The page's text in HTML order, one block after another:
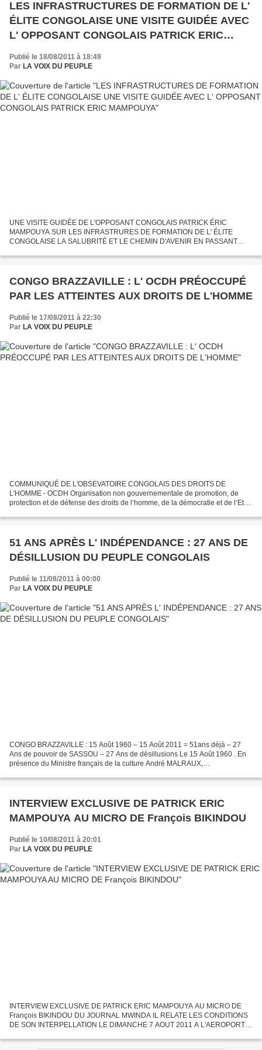
LES INFRASTRUCTURES DE FORMATION DE L'
ÉLITE CONGOLAISE UNE VISITE GUIDÉE AVEC
L' OPPOSANT CONGOLAIS PATRICK ERIC
Publié le 18/08/2011 à 18:49
Par LA VOIX DU PEUPLE
UNE VISITE GUIDÉE DE L'OPPOSANT CONGOLAIS PATRICK ÉRIC
MAMPOUYA SUR LES INFRASTRURES DE FORMATION DE L' ÉLITE
CONGOLAISE LA SALUBRITÉ ET LE CHEMIN D'AVENIR EN PASSANT
République Juste & Démocratique,...
CONGO BRAZZAVILLE : L' OCDH PRÉOCCUPÉ
PAR LES ATTEINTES AUX DROITS DE L'HOMME
Publié le 17/08/2011 à 22:30
Par LA VOIX DU PEUPLE
COMMUNIQUÉ DE L'OBSEVATOIRE CONGOLAIS DES DROITS DE
L'HOMME - OCDH Organisation non gouvernementale de promotion, de
protection et de défense des droits de l’homme, de la démocratie et de l’Etat
51 ANS APRÈS L' INDÉPENDANCE : 27 ANS DE
DÉSILLUSION DU PEUPLE CONGOLAIS
Publié le 11/08/2011 à 00:00
Par LA VOIX DU PEUPLE
CONGO BRAZZAVILLE : 15 Août 1960 – 15 Août 2011 = 51ans déjà – 27
Ans de pouvoir de SASSOU – 27 Ans de désillusions Le 15 Août 1960 . En
présence du Ministre français de la culture André MALRAUX,
INTERVIEW EXCLUSIVE DE PATRICK ERIC
MAMPOUYA AU MICRO DE François BIKINDOU
Publié le 10/08/2011 à 20:01
Par LA VOIX DU PEUPLE
INTERVIEW EXCLUSIVE DE PATRICK ERIC MAMPOUYA AU MICRO DE
François BIKINDOU DU JOURNAL MWINDA IL RELATE LES CONDITIONS
DE SON INTERPELLATION LE DIMANCHE 7 AOUT 2011 A L'AEROPORT
écouter...